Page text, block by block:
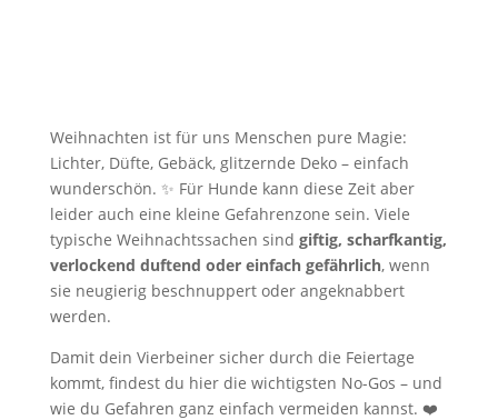
Weihnachten ist für uns Menschen pure Magie:
Lichter, Düfte, Gebäck, glitzernde Deko – einfach
wunderschön. ✨ Für Hunde kann diese Zeit aber
leider auch eine kleine Gefahrenzone sein. Viele
typische Weihnachtssachen sind giftig, scharfkantig,
verlockend duftend oder einfach gefährlich, wenn
sie neugierig beschnuppert oder angeknabbert
werden.
Damit dein Vierbeiner sicher durch die Feiertage
kommt, findest du hier die wichtigsten No-Gos – und
wie du Gefahren ganz einfach vermeiden kannst. ❤️